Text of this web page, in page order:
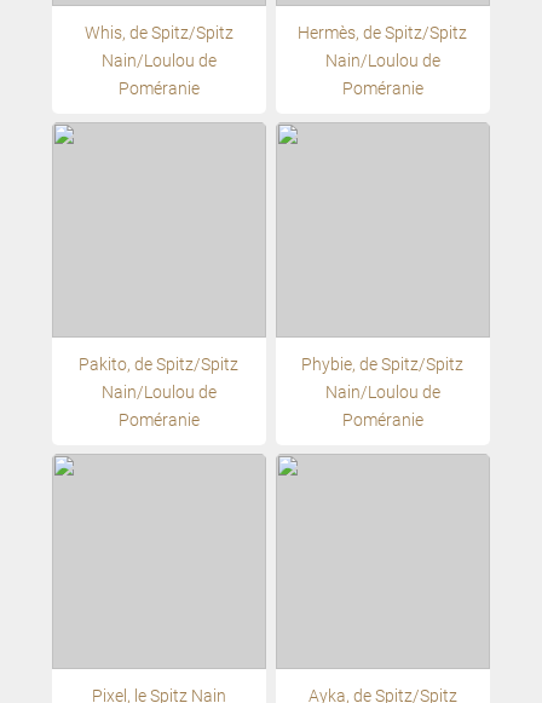
Whis, de Spitz/Spitz
Nain/Loulou de
Poméranie
Hermès, de Spitz/Spitz
Nain/Loulou de
Poméranie
Pakito, de Spitz/Spitz
Nain/Loulou de
Poméranie
Phybie, de Spitz/Spitz
Nain/Loulou de
Poméranie
Pixel, le Spitz Nain Ayka, de Spitz/Spitz